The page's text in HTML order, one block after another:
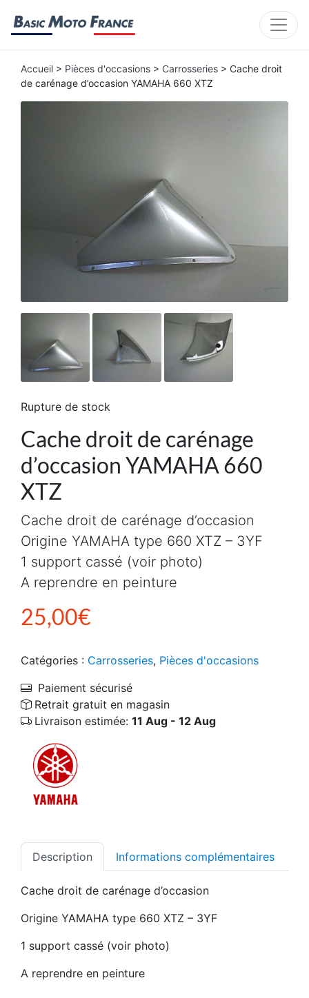
Accueil > Pièces d'occasions > Carrosseries > Cache droit
de carénage d’occasion YAMAHA 660 XTZ
Cache droit de carénage
d’occasion YAMAHA 660
XTZ
25,00€
Cache droit de carénage d’occasion
Origine YAMAHA type 660 XTZ – 3YF
1 support cassé (voir photo)
A reprendre en peinture
Rupture de stock
Catégories : Carrosseries, Pièces d'occasions
Paiement sécurisé
Retrait gratuit en magasin
Livraison estimée: 11 Aug - 12 Aug
Description Informations complémentaires
Cache droit de carénage d’occasion
Origine YAMAHA type 660 XTZ – 3YF
1 support cassé (voir photo)
A reprendre en peinture